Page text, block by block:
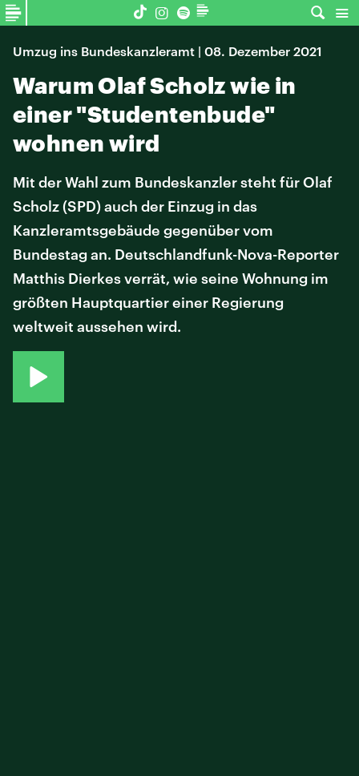
Umzug ins Bundeskanzleramt | 08. Dezember 2021
Warum Olaf Scholz wie in
einer "Studentenbude"
wohnen wird
Mit der Wahl zum Bundeskanzler steht für Olaf
Scholz (SPD) auch der Einzug in das
Kanzleramtsgebäude gegenüber vom
Bundestag an. Deutschlandfunk-Nova-Reporter
Matthis Dierkes verrät, wie seine Wohnung im
größten Hauptquartier einer Regierung
weltweit aussehen wird.